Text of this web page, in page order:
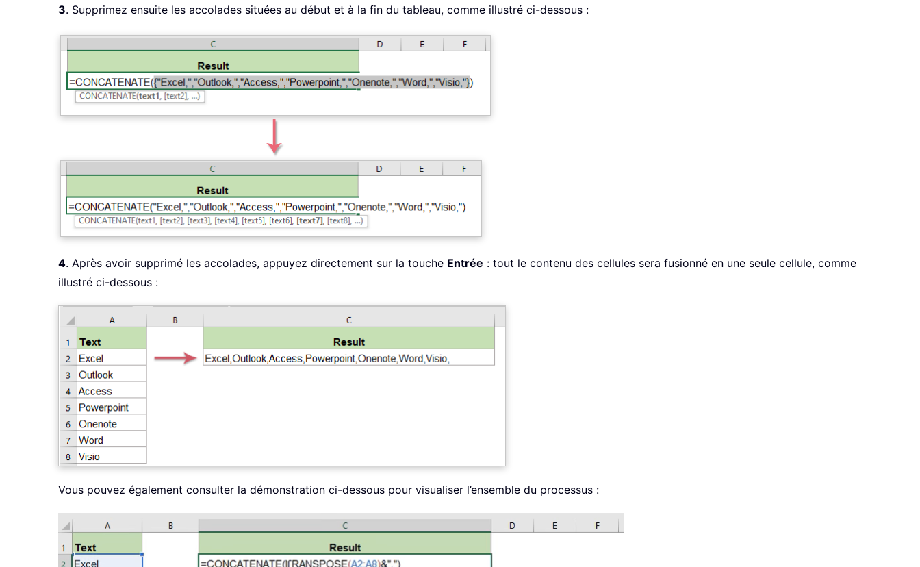
3. Supprimez ensuite les accolades situées au début et à la fin du tableau, comme illustré ci-dessous :
4. Après avoir supprimé les accolades, appuyez directement sur la touche Entrée : tout le contenu des cellules sera fusionné en une seule cellule, comme
illustré ci-dessous :
Vous pouvez également consulter la démonstration ci-dessous pour visualiser l’ensemble du processus :